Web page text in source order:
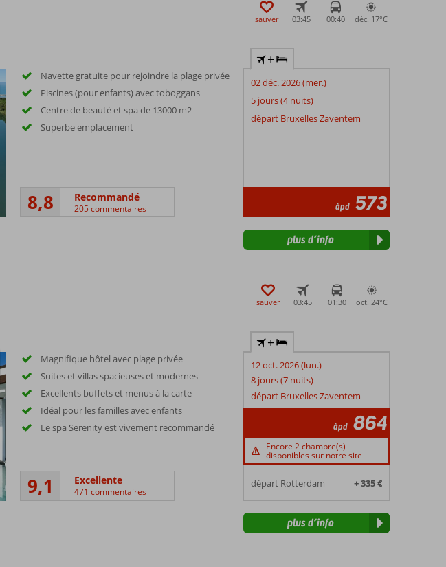
sauver 03:45 00:40 déc. 17°C
Navette gratuite pour rejoindre la plage privée
Piscines (pour enfants) avec toboggans
Centre de beauté et spa de 13000 m2
Superbe emplacement
8,8 Recommandé
205 commentaires
+
02 déc. 2026 (mer.)
5 jours (4 nuits)
départ Bruxelles Zaventem
àpd 573
plus d’info
sauver 03:45 01:30 oct. 24°C
Magnifique hôtel avec plage privée
Suites et villas spacieuses et modernes
Excellents buffets et menus à la carte
Idéal pour les familles avec enfants
Le spa Serenity est vivement recommandé
9,1 Excellente
471 commentaires
+
12 oct. 2026 (lun.)
8 jours (7 nuits)
départ Bruxelles Zaventem
àpd 864
Encore 2 chambre(s)
disponibles sur notre site
départ Rotterdam + 335 €
plus d’info